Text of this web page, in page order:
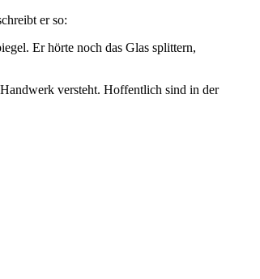
er so:
Er hörte noch das Glas splittern,
versteht. Hoffentlich sind in der